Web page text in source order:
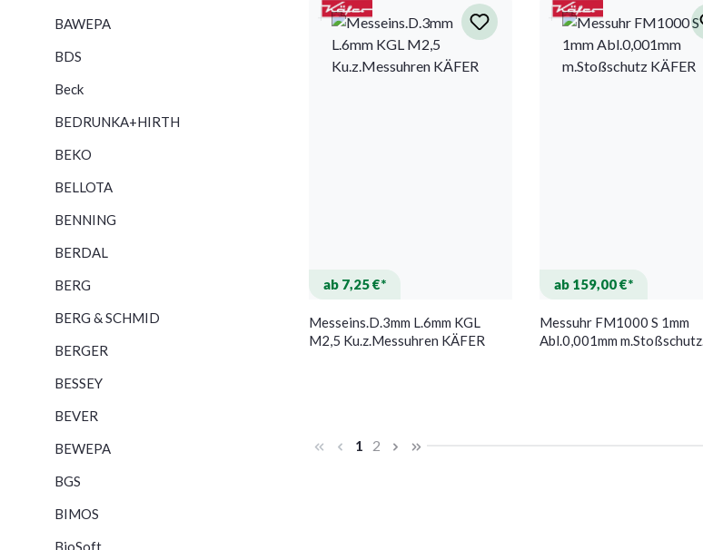
BAWEPA
BDS
Beck
BEDRUNKA+HIRTH
BEKO
BELLOTA
BENNING
BERDAL
BERG
BERG & SCHMID
BERGER
BESSEY
BEVER
BEWEPA
BGS
BIMOS
BioSoft
ab 7,25 €*
Messeins.D.3mm L.6mm KGL
M2,5 Ku.z.Messuhren KÄFER
ab 159,00 €*
Messuhr FM1000 S 1mm
Abl.0,001mm m.Stoßschutz
Seite
1 Seite
2